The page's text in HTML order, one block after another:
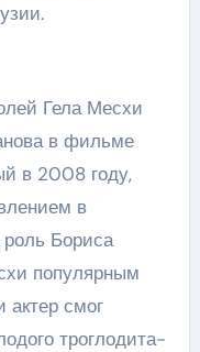
Гела Месхи
в фильме
в 2008 году,
в
Бориса
популярным
актер смог
троглодита-